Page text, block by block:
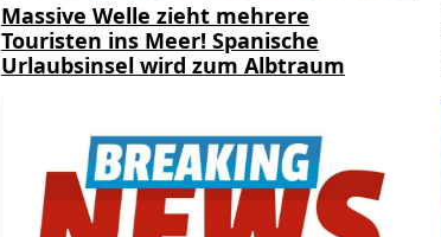
Massive Welle zieht mehrere
Touristen ins Meer! Spanische
Urlaubsinsel wird zum Albtraum